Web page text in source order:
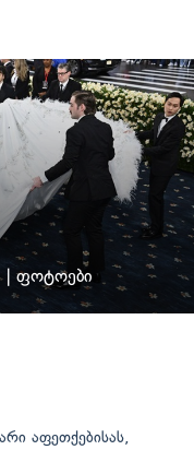
| ფოტოები
აფეთქებისას,